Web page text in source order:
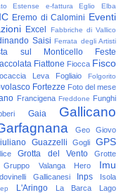
Estense e-fattura Eglio Elba
Eremo di Calomini Eventi
Excel Fabbriche di Vallico
Saisi Ferrata degli Artisti
sul Monticello
Feste
Fiattone Fiocca Fisco
Leva Fogliaio Folgorito
Fortezze Foto del mese
Francigena Freddone Funghi
Gaia
Gallicano
Geo
Giovo
Guazzelli Gogli GPS
Grotta del Vento
Grotte
Gruppo Valanga Hero Imu
Gallicanesi Inps
Isola
L'Aringo La Barca
Lago